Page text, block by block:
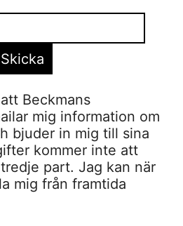
Beckmans
mig information om
bjuder in mig till sina
kommer inte att
part. Jag kan när
mig från framtida